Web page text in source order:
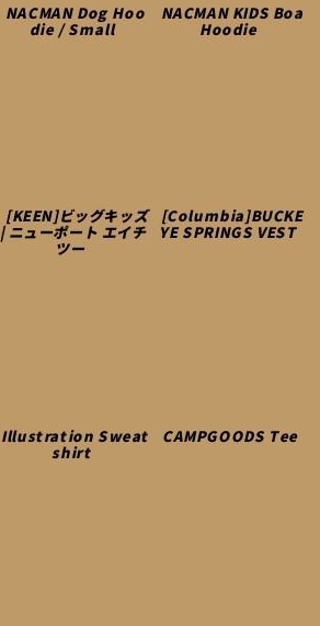
NACMAN Dog Hoo
die / Small
NACMAN KIDS Boa
Hoodie
[KEEN]ビッグキッズ
| ニューポート エイチ
ツー
[Columbia]BUCKE
YE SPRINGS VEST
Illustration Sweat
shirt
CAMPGOODS Tee